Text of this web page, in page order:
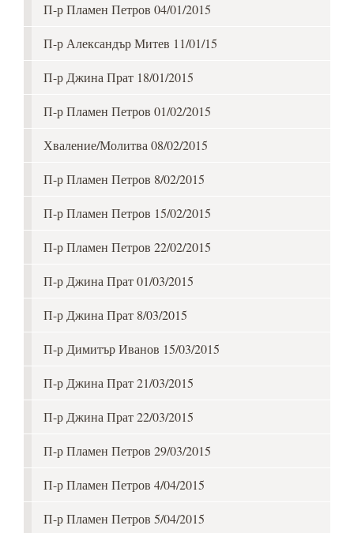
П-р Пламен Петров 04/01/2015
П-р Александър Митев 11/01/15
П-р Джина Прат 18/01/2015
П-р Пламен Петров 01/02/2015
Хваление/Молитва 08/02/2015
П-р Пламен Петров 8/02/2015
П-р Пламен Петров 15/02/2015
П-р Пламен Петров 22/02/2015
П-р Джина Прат 01/03/2015
П-р Джина Прат 8/03/2015
П-р Димитър Иванов 15/03/2015
П-р Джина Прат 21/03/2015
П-р Джина Прат 22/03/2015
П-р Пламен Петров 29/03/2015
П-р Пламен Петров 4/04/2015
П-р Пламен Петров 5/04/2015